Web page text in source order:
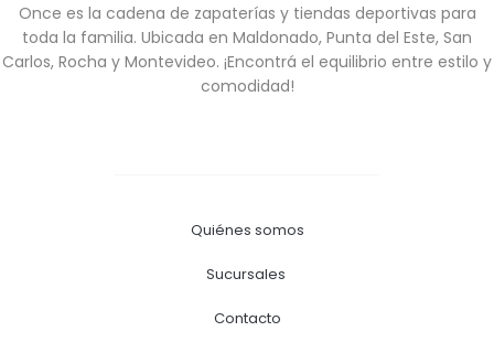
Once es la cadena de zapaterías y tiendas deportivas para
toda la familia. Ubicada en Maldonado, Punta del Este, San
Carlos, Rocha y Montevideo. ¡Encontrá el equilibrio entre estilo y
comodidad!
Quiénes somos
Sucursales
Contacto